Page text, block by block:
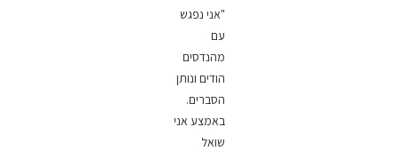
"אני נפגש
עם
מהנדסים
הודים ונותן
הסברים.
באמצע אני
שואל